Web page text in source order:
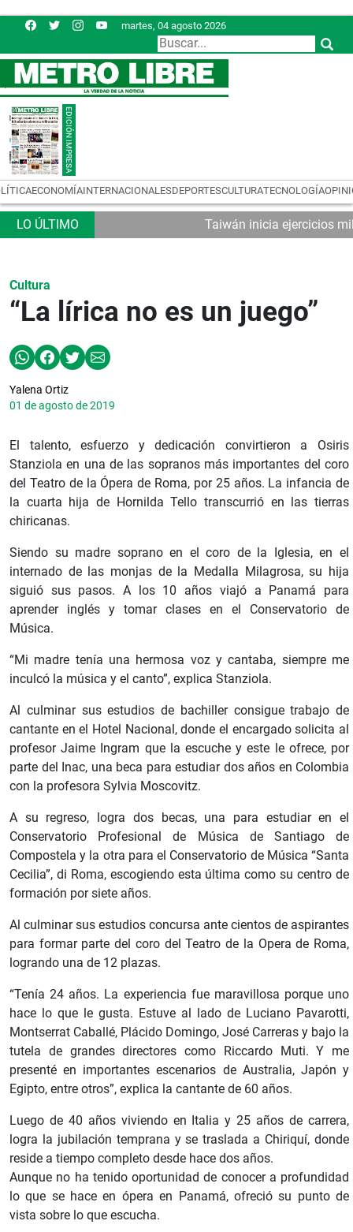
martes, 04 agosto 2026
ECONOMÍAINTERNACIONALESDEPORTESCULTURATECNOLOGÍA
Taiwán inicia ejercicios
Cultura
“La lírica no es un juego”
Yalena Ortiz
01 de agosto de 2019
El talento, esfuerzo y dedicación convirtieron a Osiris
Stanziola en una de las sopranos más importantes del coro
del Teatro de la Ópera de Roma, por 25 años. La infancia de
la cuarta hija de Hornilda Tello transcurrió en las tierras
chiricanas.
Siendo su madre soprano en el coro de la Iglesia, en el
internado de las monjas de la Medalla Milagrosa, su hija
siguió sus pasos. A los 10 años viajó a Panamá para
aprender inglés y tomar clases en el Conservatorio de
Música.
“Mi madre tenía una hermosa voz y cantaba, siempre me
inculcó la música y el canto”, explica Stanziola.
Al culminar sus estudios de bachiller consigue trabajo de
cantante en el Hotel Nacional, donde el encargado solicita al
profesor Jaime Ingram que la escuche y este le ofrece, por
parte del Inac, una beca para estudiar dos años en Colombia
con la profesora Sylvia Moscovitz.
A su regreso, logra dos becas, una para estudiar en el
Conservatorio Profesional de Música de Santiago de
Compostela y la otra para el Conservatorio de Música “Santa
Cecilia”, di Roma, escogiendo esta última como su centro de
formación por siete años.
Al culminar sus estudios concursa ante cientos de aspirantes
para formar parte del coro del Teatro de la Opera de Roma,
logrando una de 12 plazas.
“Tenía 24 años. La experiencia fue maravillosa porque uno
hace lo que le gusta. Estuve al lado de Luciano Pavarotti,
Montserrat Caballé, Plácido Domingo, José Carreras y bajo la
tutela de grandes directores como Riccardo Muti. Y me
presenté en importantes escenarios de Australia, Japón y
Egipto, entre otros”, explica la cantante de 60 años.
Luego de 40 años viviendo en Italia y 25 años de carrera,
logra la jubilación temprana y se traslada a Chiriquí, donde
reside a tiempo completo desde hace dos años.
Aunque no ha tenido oportunidad de conocer a profundidad
lo que se hace en ópera en Panamá, ofreció su punto de
vista sobre lo que escucha.